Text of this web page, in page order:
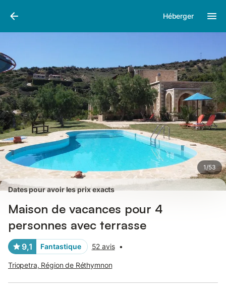
Héberger
1/53
Photos
Dates pour avoir les prix exacts
Maison de vacances pour 4
personnes avec terrasse
9,1 Fantastique 52 avis •
Triopetra, Région de Réthymnon